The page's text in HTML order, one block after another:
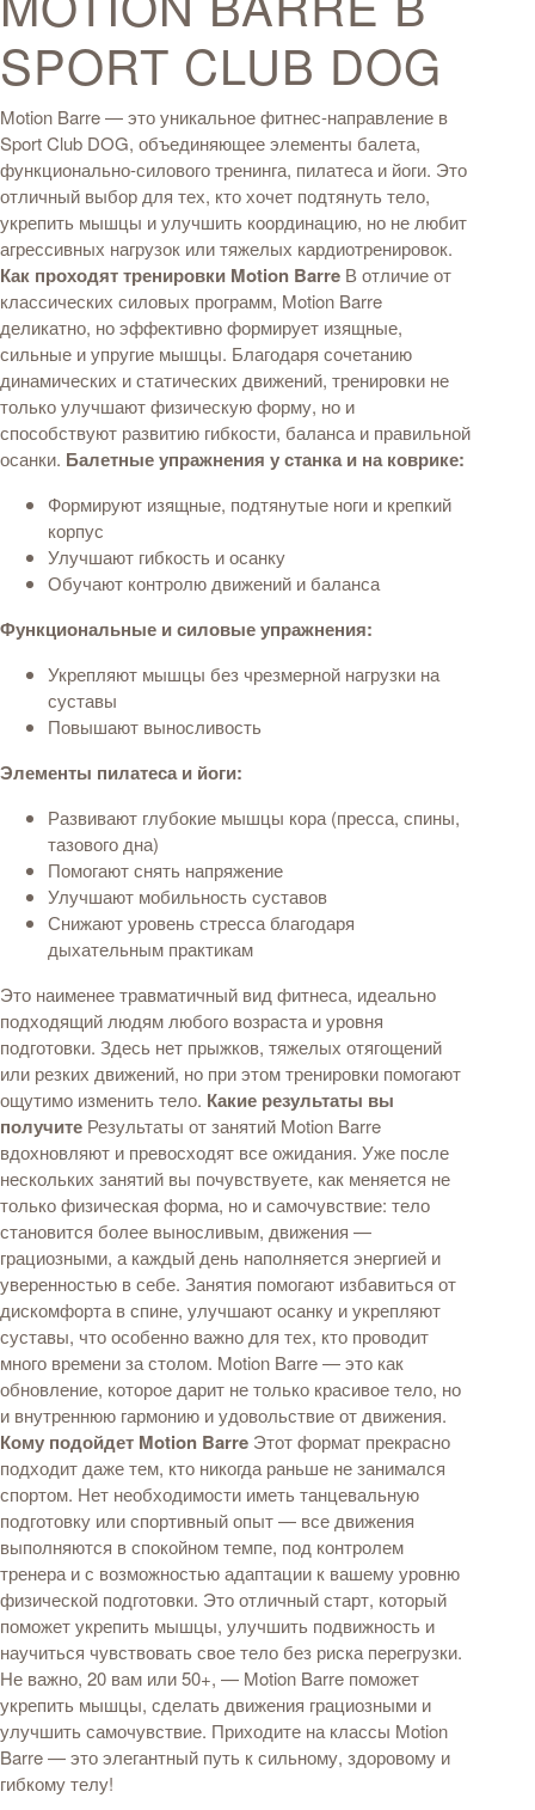
SPORT CLUB DOG
Motion Barre — это уникальное фитнес-направление в
Sport Club DOG, объединяющее элементы балета,
функционально-силового тренинга, пилатеса и йоги. Это
отличный выбор для тех, кто хочет подтянуть тело,
укрепить мышцы и улучшить координацию, но не любит
агрессивных нагрузок или тяжелых кардиотренировок.
Как проходят тренировки Motion Barre В отличие от
классических силовых программ, Motion Barre
деликатно, но эффективно формирует изящные,
сильные и упругие мышцы. Благодаря сочетанию
динамических и статических движений, тренировки не
только улучшают физическую форму, но и
способствуют развитию гибкости, баланса и правильной
осанки. Балетные упражнения у станка и на коврике:
Формируют изящные, подтянутые ноги и крепкий
корпус
Улучшают гибкость и осанку
Обучают контролю движений и баланса
Функциональные и силовые упражнения:
Укрепляют мышцы без чрезмерной нагрузки на
суставы
Повышают выносливость
Элементы пилатеса и йоги:
Развивают глубокие мышцы кора (пресса, спины,
тазового дна)
Помогают снять напряжение
Улучшают мобильность суставов
Снижают уровень стресса благодаря
дыхательным практикам
Это наименее травматичный вид фитнеса, идеально
подходящий людям любого возраста и уровня
подготовки. Здесь нет прыжков, тяжелых отягощений
или резких движений, но при этом тренировки помогают
ощутимо изменить тело. Какие результаты вы
получите Результаты от занятий Motion Barre
вдохновляют и превосходят все ожидания. Уже после
нескольких занятий вы почувствуете, как меняется не
только физическая форма, но и самочувствие: тело
становится более выносливым, движения —
грациозными, а каждый день наполняется энергией и
уверенностью в себе. Занятия помогают избавиться от
дискомфорта в спине, улучшают осанку и укрепляют
суставы, что особенно важно для тех, кто проводит
много времени за столом. Motion Barre — это как
обновление, которое дарит не только красивое тело, но
и внутреннюю гармонию и удовольствие от движения.
Кому подойдет Motion Barre Этот формат прекрасно
подходит даже тем, кто никогда раньше не занимался
спортом. Нет необходимости иметь танцевальную
подготовку или спортивный опыт — все движения
выполняются в спокойном темпе, под контролем
тренера и с возможностью адаптации к вашему уровню
физической подготовки. Это отличный старт, который
поможет укрепить мышцы, улучшить подвижность и
научиться чувствовать свое тело без риска перегрузки.
Не важно, 20 вам или 50+, — Motion Barre поможет
укрепить мышцы, сделать движения грациозными и
улучшить самочувствие. Приходите на классы Motion
Barre — это элегантный путь к сильному, здоровому и
гибкому телу!